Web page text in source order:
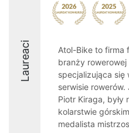
Laureaci
Atol-Bike to firma
branży
specjalizująca
serwisie rowerów.
Piotr Kiraga, były
kolarstwie
medalista